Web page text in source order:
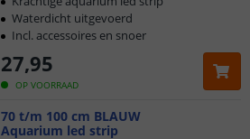
OP VOORRAAD
27,95
Waterdicht uitgevoerd
Incl. accessoires en snoer
70 t/m 100 cm BLAUW
Aquarium led strip